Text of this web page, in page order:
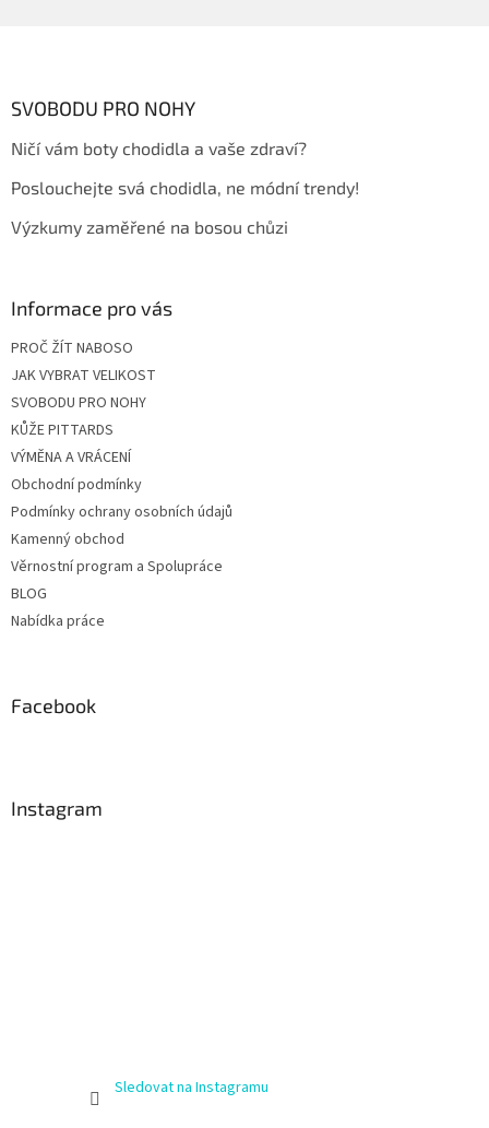
SVOBODU PRO NOHY
Ničí vám boty chodidla a vaše zdraví?
Poslouchejte svá chodidla, ne módní trendy!
Výzkumy zaměřené na bosou chůzi
Informace pro vás
PROČ ŽÍT NABOSO
JAK VYBRAT VELIKOST
SVOBODU PRO NOHY
KŮŽE PITTARDS
VÝMĚNA A VRÁCENÍ
Obchodní podmínky
Podmínky ochrany osobních údajů
Kamenný obchod
Věrnostní program a Spolupráce
BLOG
Nabídka práce
Facebook
Instagram
Sledovat na Instagramu